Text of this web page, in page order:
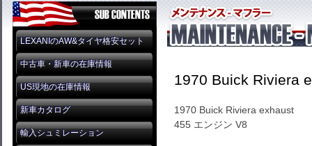
LEXANIのAW&タイヤ格安セット
中古車・新車の在庫情報
US現地の在庫情報
新車カタログ
輸入シュミレーション
1970 Buick Riviera
1970 Buick Riviera exhaust
455 エンジン V8